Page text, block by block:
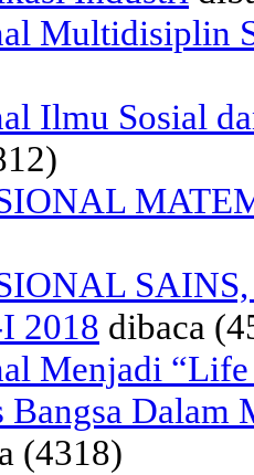
Multidisiplin
Ilmu Sosial
2018 dibaca
Menjadi
Dalam
(4318)